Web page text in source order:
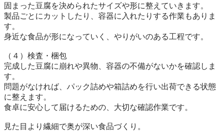
固まった豆腐を決められたサイズや形に整えていきます。
製品ごとにカットしたり、容器に入れたりする作業もありま
す。
身近な食品が形になっていく、やりがいのある工程です。
（４）検査・梱包
完成した豆腐に崩れや異物、容器の不備がないかを確認しま
す。
問題がなければ、パック詰めや箱詰めを行い出荷できる状態
に整えます。
食卓に安心して届けるための、大切な確認作業です。
見た目より繊細で奥が深い食品づくり。